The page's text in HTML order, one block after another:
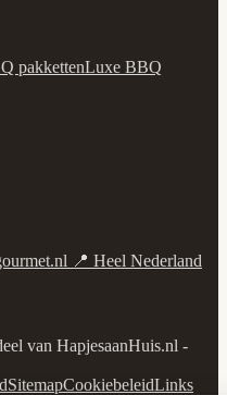
pakkettenLuxe BBQ
📍 Heel Nederland
van HapjesaanHuis.nl -
SitemapCookiebeleidLinks